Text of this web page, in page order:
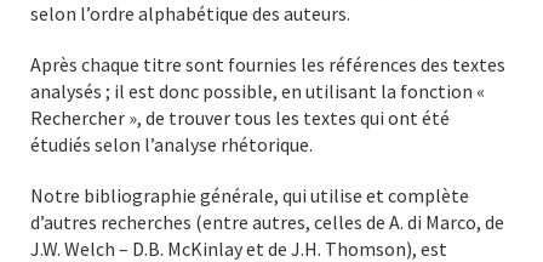
selon l’ordre alphabétique des auteurs.
Après chaque titre sont fournies les références des textes
analysés ; il est donc possible, en utilisant la fonction «
Rechercher », de trouver tous les textes qui ont été
étudiés selon l’analyse rhétorique.
Notre bibliographie générale, qui utilise et complète
d’autres recherches (entre autres, celles de A. di Marco, de
J.W. Welch – D.B. McKinlay et de J.H. Thomson), est